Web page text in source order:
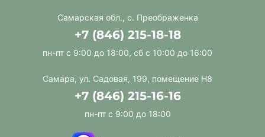
Самарская обл., с. Преображенка
+7 (846) 215-18-18
пн-пт с 9:00 до 18:00, сб с 10:00 до 16:00
Самара, ул. Садовая, 199, помещение Н8
+7 (846) 215-16-16
пн-пт с 9:00 до 18:00